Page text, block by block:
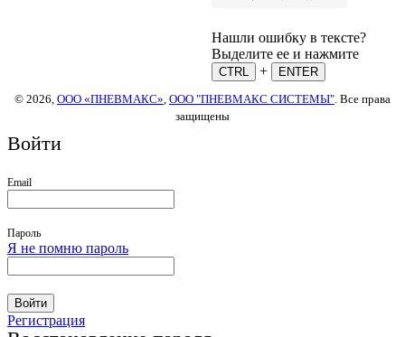
Нашли ошибку в тексте?
Выделите ее и нажмите
CTRL +
ENTER
© 2026, ООО «ПНЕВМАКС» ООО "ПНЕВМАКС СИСТЕМЫ" . Все права
защищены
Войти
Email
Пароль
Я не помню пароль
Войти
Регистрация